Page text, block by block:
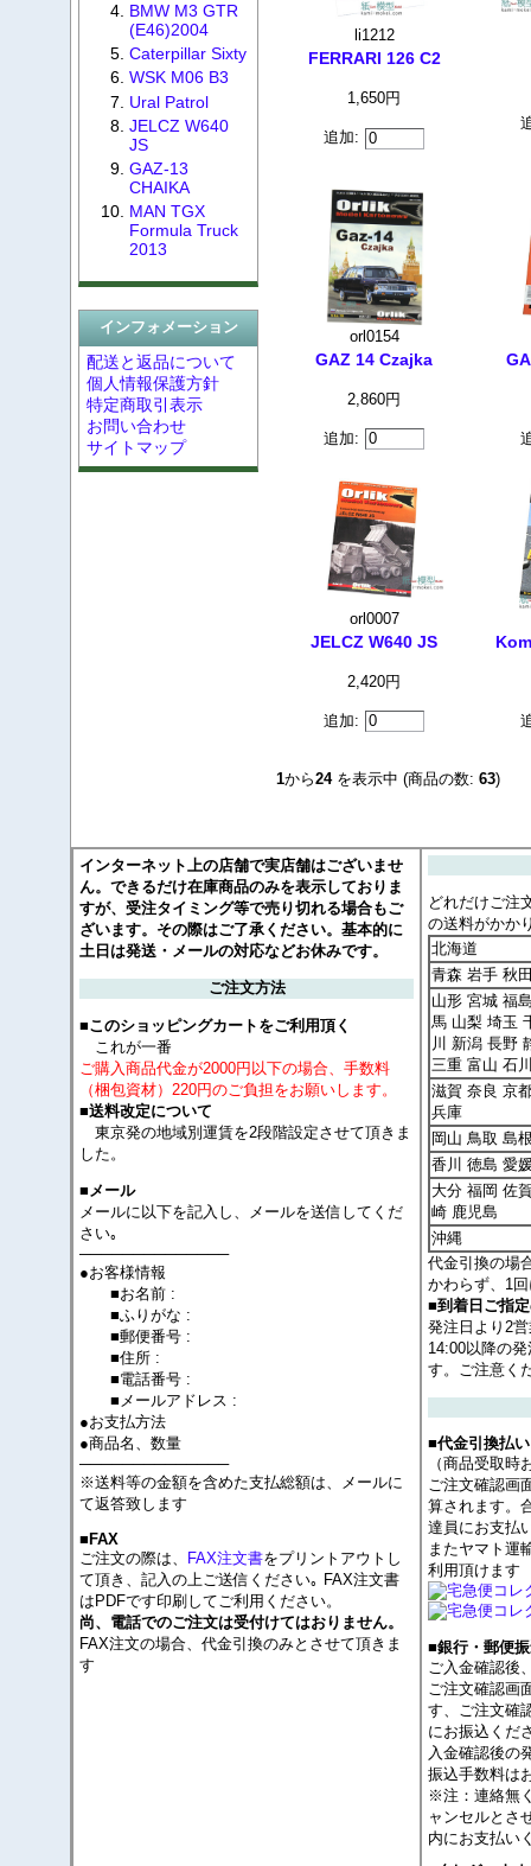
BMW M3 GTR
(E46)2004
Caterpillar Sixty
WSK M06 B3
Ural Patrol
JELCZ W640
JS
GAZ-13
CHAIKA
MAN TGX
Formula Truck
2013
インフォメーション
配送と返品について
個人情報保護方針
特定商取引表示
お問い合わせ
サイトマップ
li1212
FERRARI 126 C2
1,650円
追加:
orl0154
GAZ 14 Czajka
2,860円
追加:
orl0007
JELCZ W640 JS
2,420円
追加:
1から24を表示中 (商品の数:63)
インターネット上の店舗で実店舗はございませ
ん。できるだけ在庫商品のみを表示しておりま
すが、受注タイミング等で売り切れる場合もご
ざいます。その際はご了承ください。基本的に
土日は発送・メールの対応などお休みです。
ご注文方法
■このショッピングカートをご利用頂く
これが一番
ご購入商品代金が2000円以下の場合、手数料
（梱包資材）220円のご負担をお願いします。
■送料改定について
東京発の地域別運賃を2段階設定させて頂きま
した。
■メール
メールに以下を記入し、メールを送信してくだ
さい｡
──────────────
●お客様情報
■お名前 :
■ふりがな :
■郵便番号 :
■住所 :
■電話番号 :
■メールアドレス :
●お支払方法
●商品名、数量
──────────────
※送料等の金額を含めた支払総額は、メールに
て返答致します
■FAX
ご注文の際は、 FAX注文書をプリントアウトし
て頂き、記入の上ご送信ください｡ FAX注文書
はPDFです印刷してご利用ください。
尚、電話でのご注文は受付けてはおりません。
FAX注文の場合、代金引換のみとさせて頂きま
す
どれだけご注
の送料がかか
北海道
青森 岩手 秋
山形 宮城 福
馬 山梨 埼玉
川 新潟 長野
三重 富山 石
滋賀 奈良 京
兵庫
岡山 鳥取 島
香川 徳島 愛
大分 福岡 佐
崎 鹿児島
沖縄
代金引換の場
かわらず、1
■到着日ご指
発注日より2
14:00以降の
す。ご注意く
■代金引換払い
（商品受取時
ご注文確認画
算されます。
達員にお支払
またヤマト運
利用頂けます
■銀行・郵便
ご入金確認後
ご注文確認画
す、ご注文確
にお振込くだ
入金確認後の
振込手数料は
※注：連絡無
ャンセルとさ
内にお支払い